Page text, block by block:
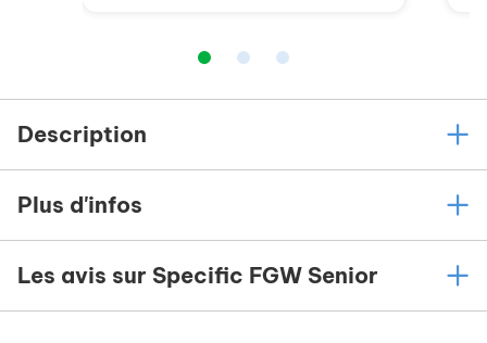
Description
Plus d'infos
Les avis sur Specific FGW Senior